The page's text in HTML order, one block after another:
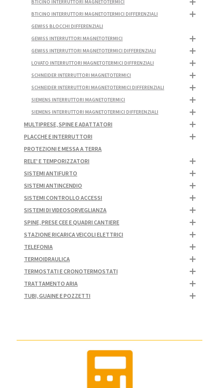
BTICINO INTERRUTTORI MAGNETOTERMICI
BTICINO INTERRUTTORI MAGNETOTERMICI DIFFERENZIALI
GEWISS BLOCCHI DIFFERENZIALI
GEWISS INTERRUTTORI MAGNETOTERMICI
GEWISS INTERRUTTORI MAGNETOTERMICI DIFFERENZIALI
LOVATO INTERRUTTORI MAGNETOTERMICI DIFFRENZIALI
SCHNEIDER INTERRUTTORI MAGNETOTERMICI
SCHNEIDER INTERRUTTORI MAGNETOTERMICI DIFFERENZIALI
SIEMENS INTERRUTTORI MAGNETOTERMICI
SIEMENS INTERRUTTORI MAGNETOTERMICI DIFFERENZIALI
MULTIPRESE, SPINE E ADATTATORI
PLACCHE E INTERRUTTORI
PROTEZIONI E MESSA A TERRA
RELE' E TEMPORIZZATORI
SISTEMI ANTIFURTO
SISTEMI ANTINCENDIO
SISTEMI CONTROLLO ACCESSI
SISTEMI DI VIDEOSORVEGLIANZA
SPINE, PRESE CEE E QUADRI CANTIERE
STAZIONE RICARICA VEICOLI ELETTRICI
TELEFONIA
TERMOIDRAULICA
TERMOSTATI E CRONOTERMOSTATI
TRATTAMENTO ARIA
TUBI, GUAINE E POZZETTI